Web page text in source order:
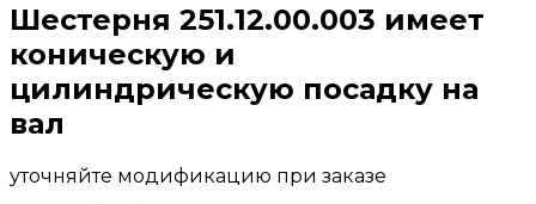
Шестерня 251.12.00.003 имеет
коническую и
цилиндрическую посадку на
вал
уточняйте модификацию при заказе